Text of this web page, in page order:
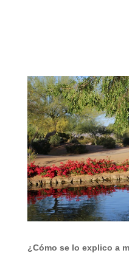
¿Cómo se lo explico a